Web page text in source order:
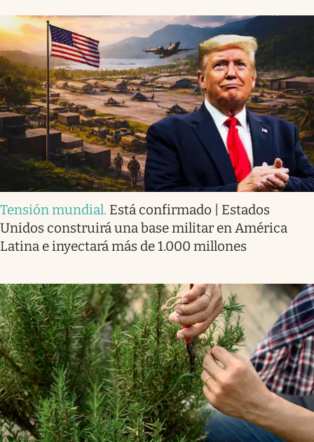
Tensión mundial. Está confirmado | Estados
Unidos construirá una base militar en América
Latina e inyectará más de 1.000 millones